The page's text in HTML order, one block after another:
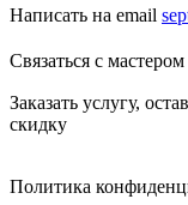
Написать на email
Связаться с
Заказать услугу,
скидку
Политика